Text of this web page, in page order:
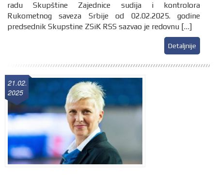
radu Skupštine Zajednice sudija i kontrolora
Rukometnog saveza Srbije od 02.02.2025. godine
predsednik Skupstine ZSiK RSS sazvao je redovnu […]
Detaljnije
21.02.
2025